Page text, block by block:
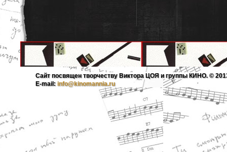
Сайт посвящен творчеству Виктора ЦОЯ и группы КИНО. ©
E-mail: info@kinomannia.ru